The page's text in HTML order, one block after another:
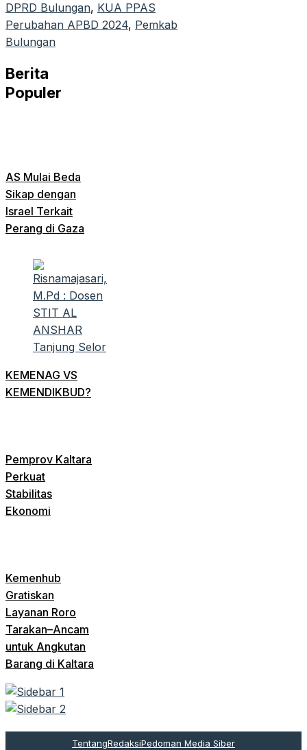
DPRD Bulungan, KUA PPAS
Perubahan APBD 2024, Pemkab
Bulungan
Berita
Populer
AS Mulai Beda
Sikap dengan
Israel Terkait
Perang di Gaza
KEMENAG VS
KEMENDIKBUD?
Pemprov Kaltara
Perkuat
Stabilitas
Ekonomi
Kemenhub
Gratiskan
Layanan Roro
Tarakan–Ancam
untuk Angkutan
Barang di Kaltara
TentangRedaksiPedoman Media Siber